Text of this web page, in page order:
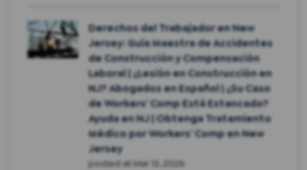
Derechos del Trabajador en New
Jersey: Guía Maestra de Accidentes
de Construcción y Compensación
Laboral | ¿Lesión en Construcción en
NJ? Abogados en Español | ¿Su Caso
de Workers’ Comp Está Estancado?
Ayuda en NJ | Obtenga Tratamiento
Médico por Workers’ Comp en New
Jersey
posted atMar 13, 2026